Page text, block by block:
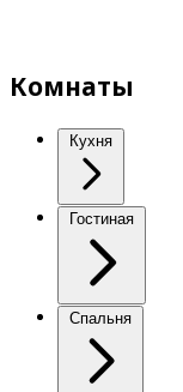
Комнаты
Кухня
Гостиная
Спальня